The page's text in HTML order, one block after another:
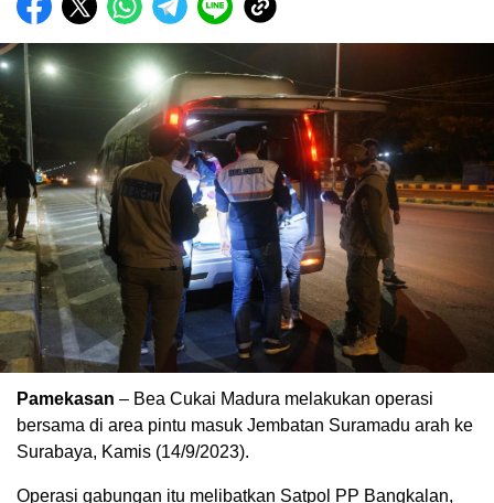
Pamekasan – Bea Cukai Madura melakukan operasi
bersama di area pintu masuk Jembatan Suramadu arah ke
Surabaya, Kamis (14/9/2023).
Operasi gabungan itu melibatkan Satpol PP Bangkalan,